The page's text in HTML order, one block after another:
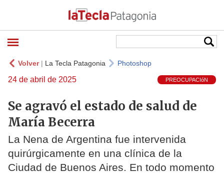
Volver| La Tecla Patagonia Photoshop
24 de abril de 2025 PREOCUPACIóN
Se agravó el estado de salud de
María Becerra
La Nena de Argentina fue intervenida
quirúrgicamente en una clínica de la
Ciudad de Buenos Aires. En todo momento